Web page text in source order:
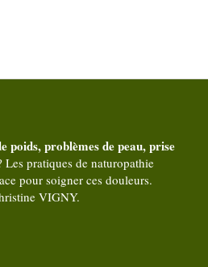
poids, problèmes de peau, prise
Les pratiques de naturopathie
pour soigner ces douleurs.
VIGNY.